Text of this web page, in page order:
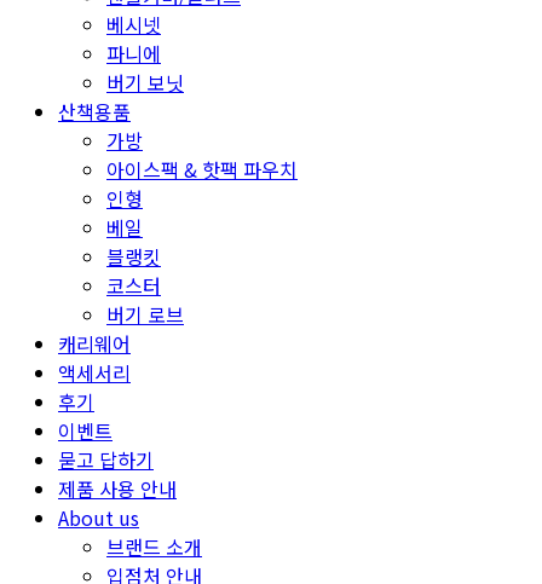
베시넷
파니에
버기 보닛
산책용품
가방
아이스팩 & 핫팩 파우치
인형
베일
블랭킷
코스터
버기 로브
캐리웨어
액세서리
후기
이벤트
묻고 답하기
제품 사용 안내
About us
브랜드 소개
입점처 안내